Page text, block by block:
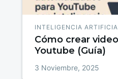
INTELIGENCIA
Cómo crear
Youtube (Guía)
3 Noviembre, 2025